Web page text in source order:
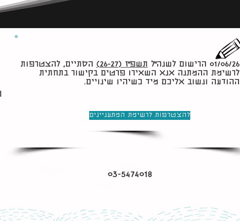
01/06/26 הרישום לשנה״ל תשפ״ז (26-27)
הסתיים, להצטרפות
לרשימת ההמתנה אנא השאירו פרטים בקישור בתחתית
ההודעה ונשוב אליכם מיד כשיהיו שינויים.
להצטרפות לרשימת המתעניינים
03-5474018